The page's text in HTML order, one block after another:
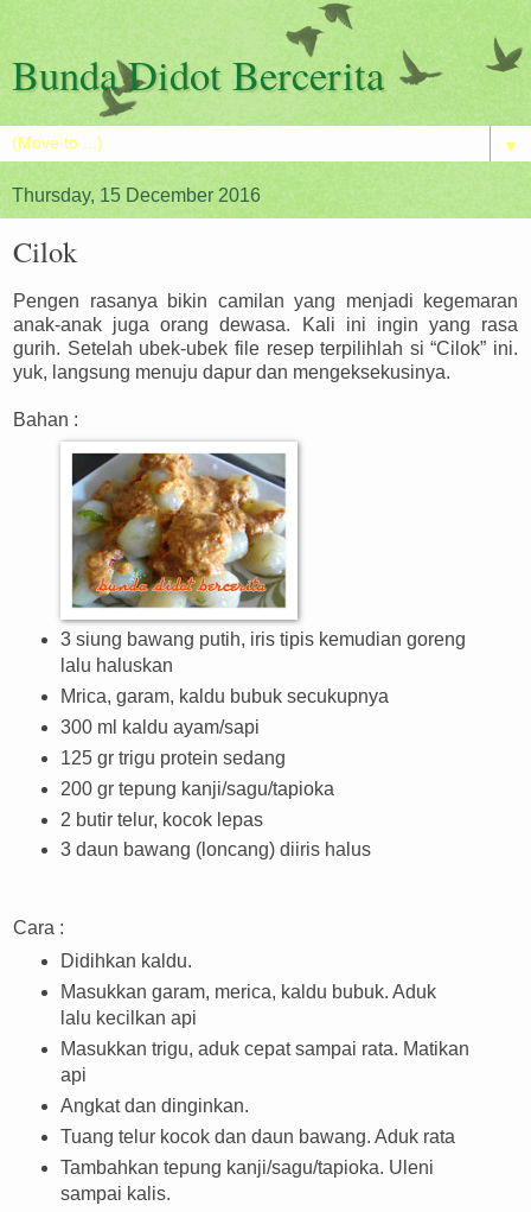
Bunda Didot Bercerita
▼
Thursday, 15 December 2016
Cilok
Pengen rasanya bikin camilan yang menjadi kegemaran
anak-anak juga orang dewasa. Kali ini ingin yang rasa
gurih. Setelah ubek-ubek file resep terpilihlah si “Cilok” ini.
yuk, langsung menuju dapur dan mengeksekusinya.
Bahan :
3 siung bawang putih, iris tipis kemudian goreng
lalu haluskan
Mrica, garam, kaldu bubuk secukupnya
300 ml kaldu ayam/sapi
125 gr trigu protein sedang
200 gr tepung kanji/sagu/tapioka
2 butir telur, kocok lepas
3 daun bawang (loncang) diiris halus
Cara :
Didihkan kaldu.
Masukkan garam, merica, kaldu bubuk. Aduk
lalu kecilkan api
Masukkan trigu, aduk cepat sampai rata. Matikan
api
Angkat dan dinginkan.
Tuang telur kocok dan daun bawang. Aduk rata
Tambahkan tepung kanji/sagu/tapioka. Uleni
sampai kalis.